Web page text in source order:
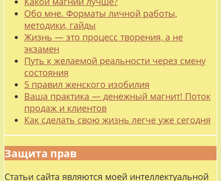
Обо мне. Форматы личной работы,
методики, гайды
Жизнь — это процесс творения, а не
экзамен
Путь к желаемой реальности через смену
состояния
5 правил женского изобилия
Ваша практика — денежный магнит! Поток
продаж и клиентов
Как сделать свою жизнь легче уже сегодня
Защита прав
Статьи сайта являются моей интеллектуальной